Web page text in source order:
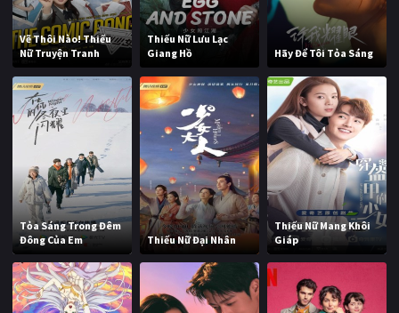
Vẽ Thôi Nào! Thiếu
Nữ Truyện Tranh
Thiếu Nữ Lưu Lạc
Giang Hồ
Hãy Để Tôi Tỏa Sáng
Tỏa Sáng Trong Đêm
Đông Của Em
Thiếu Nữ Đại Nhân
Thiếu Nữ Mang Khôi
Giáp